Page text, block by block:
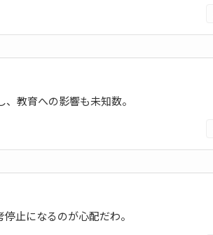
教育への影響も未知数。
止になるのが心配だわ。